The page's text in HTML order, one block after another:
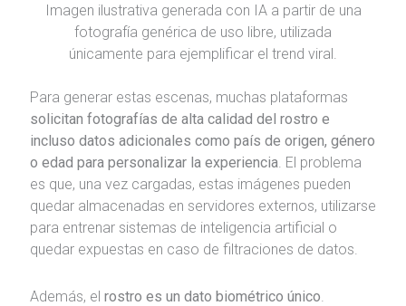
Imagen ilustrativa generada con IA a partir de una
fotografía genérica de uso libre, utilizada
únicamente para ejemplificar el trend viral.
Para generar estas escenas, muchas plataformas
solicitan fotografías de alta calidad del rostro e
incluso datos adicionales como país de origen, género
o edad para personalizar la experiencia . El problema
es que, una vez cargadas, estas imágenes pueden
quedar almacenadas en servidores externos, utilizarse
para entrenar sistemas de inteligencia artificial o
quedar expuestas en caso de filtraciones de datos.
Además, el rostro es un dato biométrico único